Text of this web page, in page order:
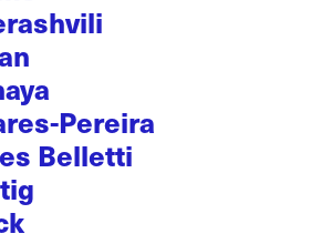
Pereira
Belletti